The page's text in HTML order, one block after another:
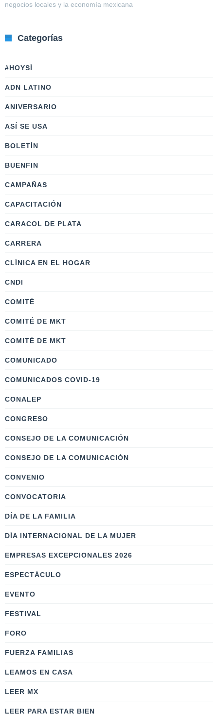
negocios locales y la economía mexicana
Categorías
#HOYSÍ
ADN LATINO
ANIVERSARIO
ASÍ SE USA
BOLETÍN
BUENFIN
CAMPAÑAS
CAPACITACIÓN
CARACOL DE PLATA
CARRERA
CLÍNICA EN EL HOGAR
CNDI
COMITÉ
COMITÉ DE MKT
COMITÉ DE MKT
COMUNICADO
COMUNICADOS COVID-19
CONALEP
CONGRESO
CONSEJO DE LA COMUNICACIÓN
CONSEJO DE LA COMUNICACIÓN
CONVENIO
CONVOCATORIA
DÍA DE LA FAMILIA
DÍA INTERNACIONAL DE LA MUJER
EMPRESAS EXCEPCIONALES 2026
ESPECTÁCULO
EVENTO
FESTIVAL
FORO
FUERZA FAMILIAS
LEAMOS EN CASA
LEER MX
LEER PARA ESTAR BIEN